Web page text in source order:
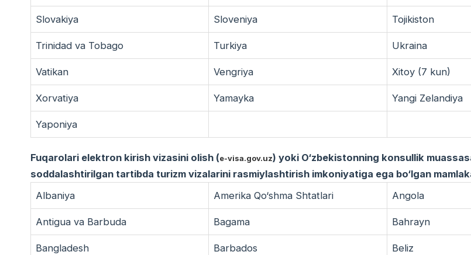
Slovakiya Sloveniya Tojikiston
Trinidad va Tobago Turkiya Ukraina
Vatikan Vengriya Xitoy (7 kun)
Xorvatiya Yamayka Yangi Zelandiya
Yaponiya
Fuqarolari elektron kirish vizasini olish (e-visa.gov.uz) yoki O‘zbekistonning konsullik
soddalashtirilgan tartibda turizm vizalarini rasmiylashtirish imkoniyatiga ega bo‘lgan
Albaniya
Amerika Qo‘shma Shtatlari Angola
Antigua va Barbuda Bagama Bahrayn
Bangladesh Barbados Beliz